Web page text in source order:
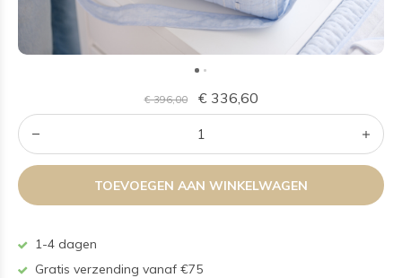
€ 396,00 € 336,60
TOEVOEGEN AAN WINKELWAGEN
1-4 dagen
Gratis verzending vanaf €75